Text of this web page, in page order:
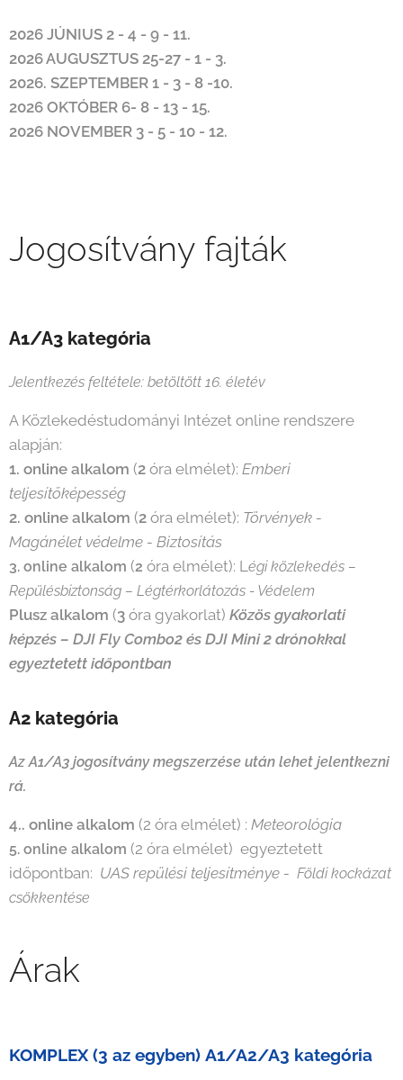
2026 JÚNIUS 2 - 4 - 9 - 11.
2026 AUGUSZTUS 25-27 - 1 - 3.
2026. SZEPTEMBER 1 - 3 - 8 -10.
2026 OKTÓBER 6- 8 - 13 - 15.
2026 NOVEMBER 3 - 5 - 10 - 12.
Jogosítvány fajták
A1/A3 kategória
Jelentkezés feltétele: betöltött 16. életév
A Közlekedéstudományi Intézet online rendszere
alapján:
1. online alkalom (2 óra elmélet): Emberi
teljesítőképesség
2. online alkalom (2 óra elmélet): Törvények -
Magánélet védelme - Biztosítás
3. online alkalom (2 óra elmélet): Légi közlekedés –
Repülésbiztonság – Légtérkorlátozás - Védelem
Plusz alkalom (3 óra gyakorlat) Közös gyakorlati
képzés – DJI Fly Combo2 és DJI Mini 2 drónokkal
egyeztetett időpontban
A2 kategória
Az A1/A3 jogosítvány megszerzése után lehet jelentkezni
rá.
4.. online alkalom (2 óra elmélet) : Meteorológia
5. online alkalom (2 óra elmélet) egyeztetett
időpontban: UAS repülési teljesítménye - Földi kockázat
csökkentése
Árak
KOMPLEX (3 az egyben) A1/A2/A3 kategória